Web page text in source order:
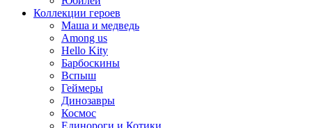
Коллекции героев
Маша и медведь
Among us
Hello Kity
Барбоскины
Вспыш
Геймеры
Динозавры
Космос
Единороги и Котики